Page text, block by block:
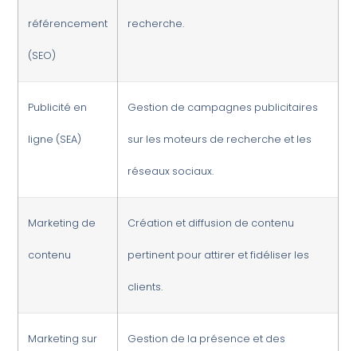
référencement
(SEO)
recherche.
Publicité en
ligne (SEA)
Gestion de campagnes publicitaires
sur les moteurs de recherche et les
réseaux sociaux.
Marketing de
contenu
Création et diffusion de contenu
pertinent pour attirer et fidéliser les
clients.
Marketing sur Gestion de la présence et des